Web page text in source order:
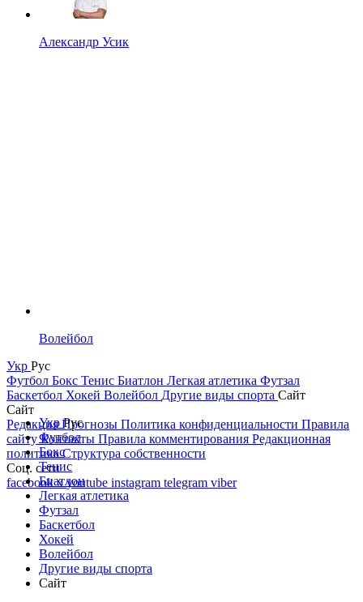
Александр Усик
Волейбол
Укр Рус
Футбол Бокс Тенис Биатлон Легкая атлетика Футзал
Баскетбол Хокей Волейбол Другие виды спорта Сайт
Сайт
РедакцияПрогнозы Политика конфиденциальности Правила
сайтуКонтакты Правила комментирования Редакционная
политикаСтруктура собственности
Соц. сети
facebookxyoutube instagram telegram viber
УкрРус
Футбол
Бокс
Тенис
Биатлон
Легкая атлетика
Футзал
Баскетбол
Хокей
Волейбол
Другие виды спорта
Сайт